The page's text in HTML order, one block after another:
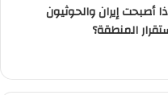
أصبحت إيران والحوثيون
المنطقة؟